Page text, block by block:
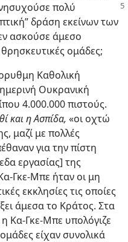
πολύ
δράση εκείνων των
ασκούσε άμεσο
ομάδες;
Καθολική
Ουκρανική
4.000.000 πιστούς.
και η Ασπίδα, «οι οχτώ
μαζί με πολλές
για την πίστη
εργασίας] της
Γκε-Μπε ήταν οι μη
εκκλησίες τις οποίες
άμεσα το Κράτος. Στα
Κα-Γκε-Μπε υπολόγιζε
είχαν συνολικά